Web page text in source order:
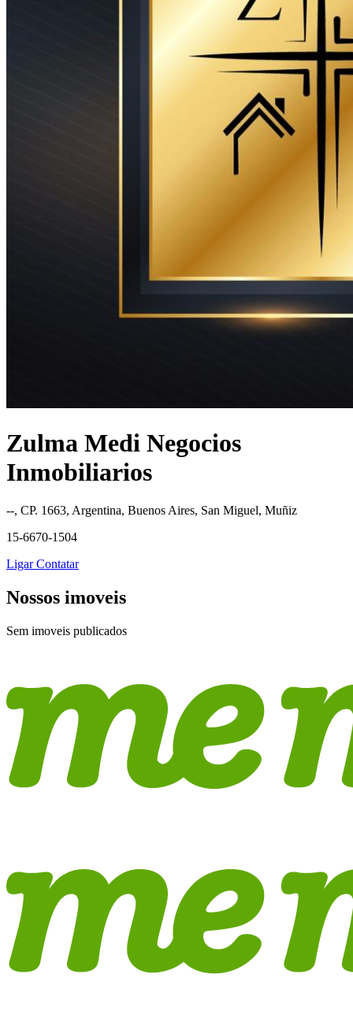
Zulma Medi Negocios
Inmobiliarios
--, CP. 1663, Argentina, Buenos Aires, San Miguel, Muñiz
15-6670-1504
LigarContatar
Nossos imoveis
Sem imoveis publicados